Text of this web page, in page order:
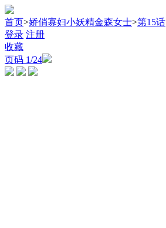
首页>娇俏寡妇小妖精金森女士>第15话
登录 注册
收藏
页码 1/24